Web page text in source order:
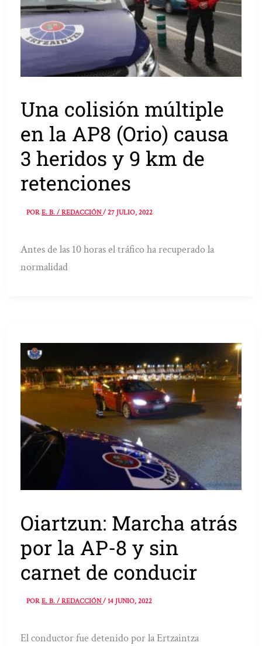
Una colisión múltiple
en la AP8 (Orio) causa
3 heridos y 9 km de
retenciones
PORE. B. / REDACCIÓN/27 JULIO, 2022
Antes de las 10 horas el tráfico ha recuperado la
normalidad
Oiartzun: Marcha atrás
por la AP-8 y sin
carnet de conducir
PORE. B. / REDACCIÓN/14 JUNIO, 2022
El conductor fue detenido por la Ertzaintza